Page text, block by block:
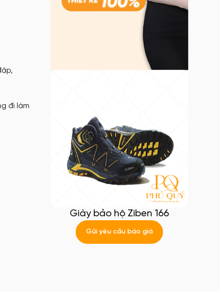
đi làm
Giày bảo hộ Ziben 166
Gửi yêu cầu báo giá